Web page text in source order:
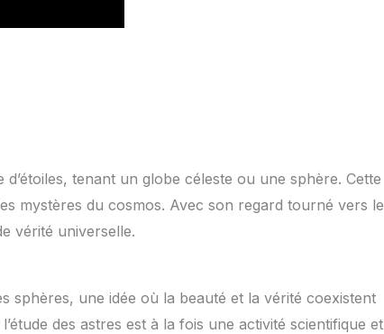
tenant un globe céleste ou une sphère. Cette
mystères du cosmos. Avec son regard tourné vers le
vérité universelle.
sphères, une idée où la beauté et la vérité coexistent
des astres est à la fois une activité scientifique et